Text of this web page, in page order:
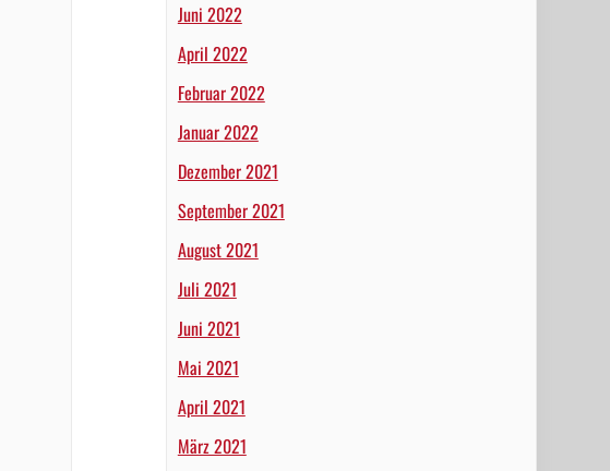
Juni 2022
April 2022
Februar 2022
Januar 2022
Dezember 2021
September 2021
August 2021
Juli 2021
Juni 2021
Mai 2021
April 2021
März 2021